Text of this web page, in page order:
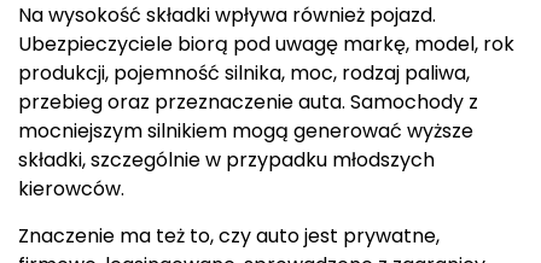
Na wysokość składki wpływa również pojazd.
Ubezpieczyciele biorą pod uwagę markę, model, rok
produkcji, pojemność silnika, moc, rodzaj paliwa,
przebieg oraz przeznaczenie auta. Samochody z
mocniejszym silnikiem mogą generować wyższe
składki, szczególnie w przypadku młodszych
kierowców.
Znaczenie ma też to, czy auto jest prywatne,